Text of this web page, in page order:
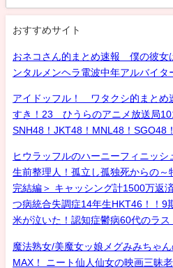
おすすめサイト
おネコさん的まとめ速報 僕の彼女
ンタルメンヘラ電波中年アルバイ
アイドッフル！ ワタクシ的まと
すき！23 ひうらのアニメ放送局
SNH48！JKT48！MNL48！SGO48
ヒウラッフルのハーニーフィニッシ
生前整理人！孤立し孤独死からの～
完結編＞ キャッシング計1500万返
つ病統合失調症14年生HKT46！！9
米が泣いた！認知症鬱病60代のラ
魔法熟女/美魔女ッ娘メグみみちゃ
MAX！ ニート仙人仙女の映画三昧